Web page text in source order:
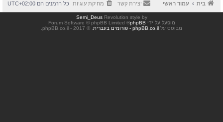
בית עמוד ראשי כל הזמנים הם UTC+02:00 מחיקת עוגיות יצירת קשר
Revolution style by
Semi_Deus
מופעל על ידי phpBB
® Forum Software © phpBB Limited
מבוסס על phpBB.co.il - פורומים בעברית . © 2017 - phpBB.co.il.